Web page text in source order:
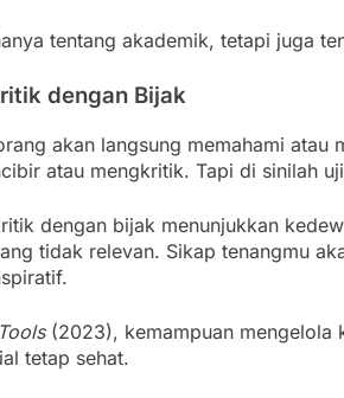
tentang akademik, tetapi juga
dengan Bijak
akan langsung memahami
atau mengkritik. Tapi di sinilah
dengan bijak menunjukkan
tidak relevan. Sikap tenangmu
(2023), kemampuan mengelola
tetap sehat.